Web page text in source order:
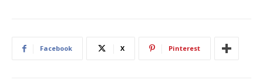
Facebook X Pinterest